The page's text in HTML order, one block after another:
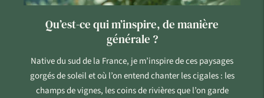
Qu’est-ce qui m’inspire, de manière
générale ?
Native du sud de la France, je m’inspire de ces paysages
gorgés de soleil et où l’on entend chanter les cigales : les
champs de vignes, les coins de rivières que l’on garde